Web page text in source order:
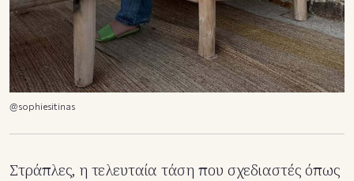
@sophiesitinas
Στράπλες, η τελευταία τάση που σχεδιαστές όπως